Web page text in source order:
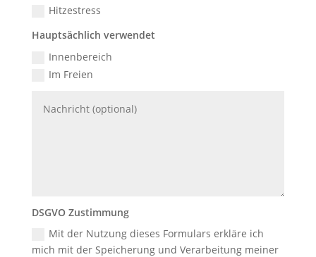
Hitzestress
Hauptsächlich verwendet
Innenbereich
Im Freien
DSGVO Zustimmung
Mit der Nutzung dieses Formulars erkläre ich
mich mit der Speicherung und Verarbeitung meiner